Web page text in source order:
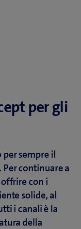
per gli
sempre il
continuare a
con i
solide, al
i canali è la
della